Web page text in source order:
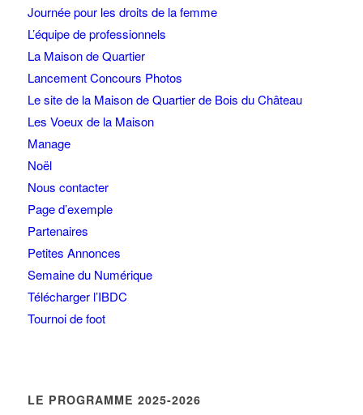
Journée pour les droits de la femme
L’équipe de professionnels
La Maison de Quartier
Lancement Concours Photos
Le site de la Maison de Quartier de Bois du Château
Les Voeux de la Maison
Manage
Noël
Nous contacter
Page d’exemple
Partenaires
Petites Annonces
Semaine du Numérique
Télécharger l’IBDC
Tournoi de foot
LE PROGRAMME 2025-2026